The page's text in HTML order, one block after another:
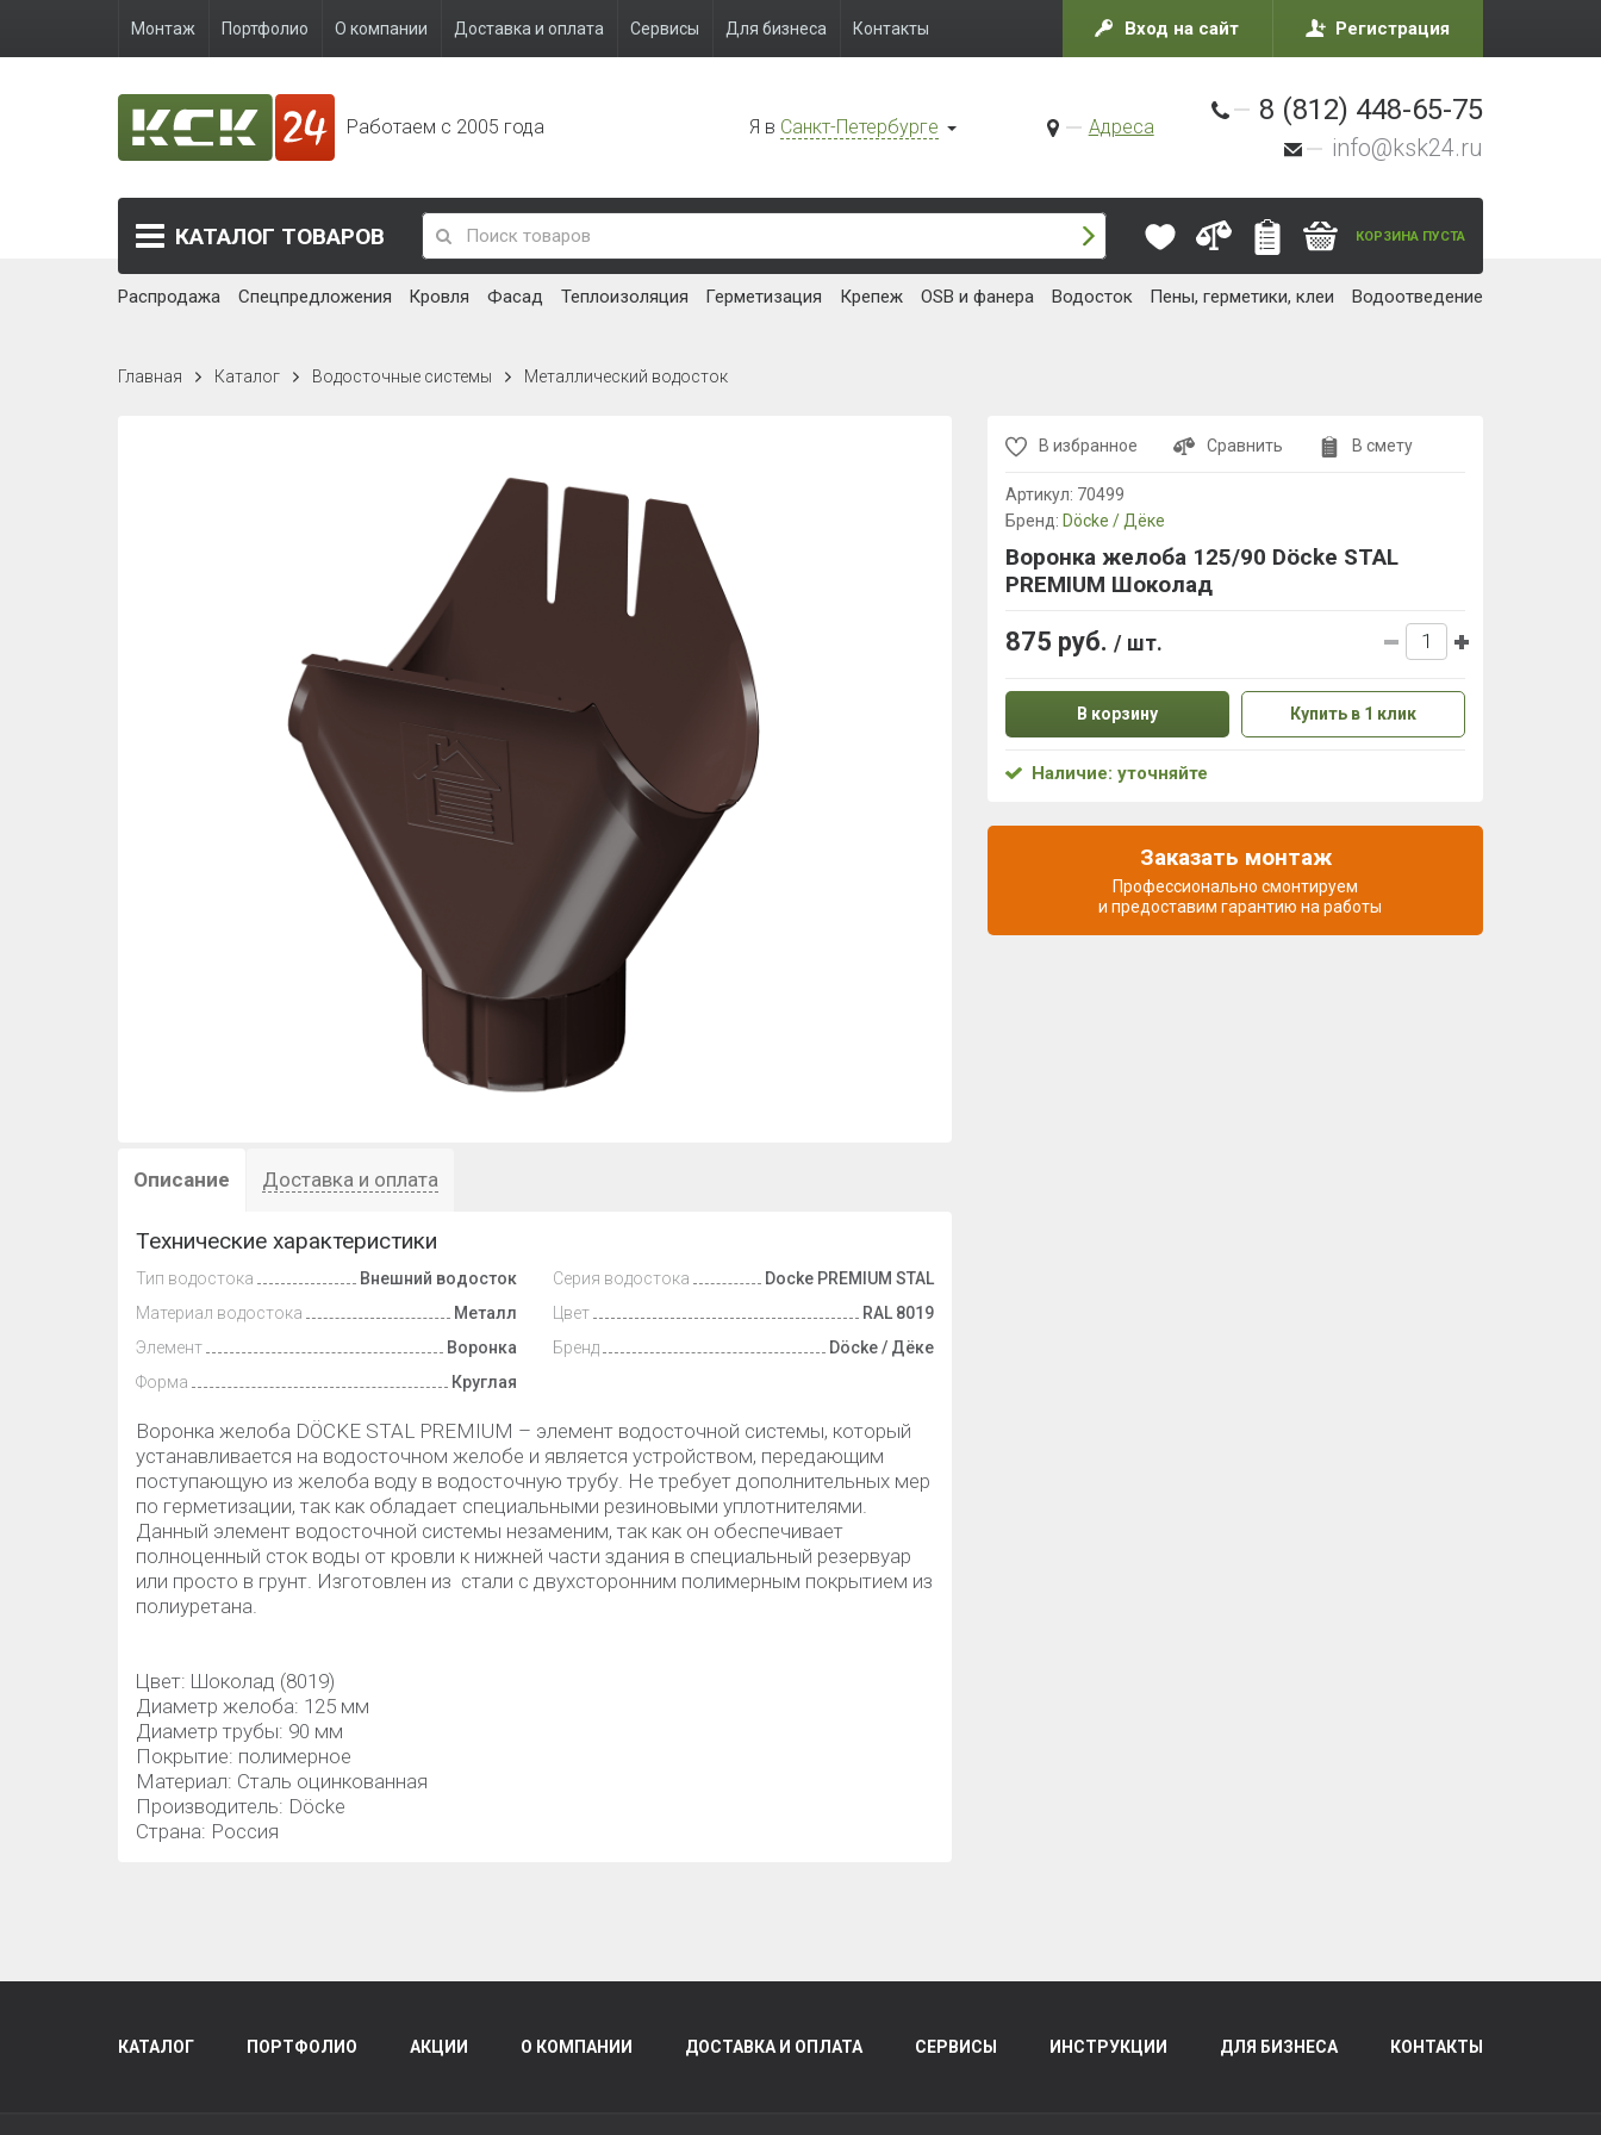
Монтаж Портфолио О компании Доставка и оплата Сервисы Для бизнеса Контакты Вход на сайт Регистрация
Работаем с 2005 года Я в Санкт-Петербурге Адреса
8 (812) 448-65-75
info@ksk24.ru
КАТАЛОГ ТОВАРОВ КОРЗИНА ПУСТА
Распродажа Спецпредложения Кровля Фасад Теплоизоляция Герметизация Крепеж OSB и фанера Водосток Пены, герметики, клеи Водоотведение
Главная Каталог Водосточные системы Металлический водосток
Описание Доставка и оплата
Технические характеристики
Тип водостока
Внешний водосток
Материал водостока
Металл
Элемент
Воронка
Форма
Круглая
Серия водостока
Docke PREMIUM STAL
Цвет
RAL 8019
Бренд
Döcke / Дёке
Воронка желоба DÖCKE STAL PREMIUM – элемент водосточной системы, который
устанавливается на водосточном желобе и является устройством, передающим
поступающую из желоба воду в водосточную трубу. Не требует дополнительных мер
по герметизации, так как обладает специальными резиновыми уплотнителями.
Данный элемент водосточной системы незаменим, так как он обеспечивает
полноценный сток воды от кровли к нижней части здания в специальный резервуар
или просто в грунт. Изготовлен из стали с двухсторонним полимерным покрытием из
полиуретана.
Цвет: Шоколад (8019)
Диаметр желоба: 125 мм
Диаметр трубы: 90 мм
Покрытие: полимерное
Материал: Сталь оцинкованная
Производитель: Döcke
Страна: Россия
В избранное Сравнить В смету
Артикул: 70499
Бренд: Döcke / Дёке
Воронка желоба 125/90 Döcke STAL
PREMIUM Шоколад
875 руб. / шт.
В корзину Купить в 1 клик
Наличие: уточняйте
Заказать монтаж
Профессионально смонтируем
и предоставим гарантию на работы
КАТАЛОГ ПОРТФОЛИО АКЦИИ О КОМПАНИИ ДОСТАВКА И ОПЛАТА СЕРВИСЫ ИНСТРУКЦИИ ДЛЯ БИЗНЕСА КОНТАКТЫ